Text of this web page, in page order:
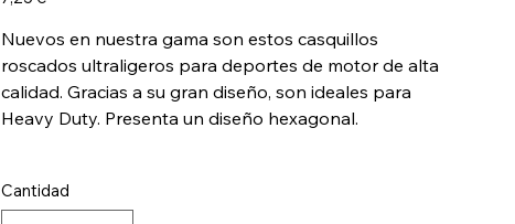
Nuevos en nuestra gama son estos casquillos
roscados ultraligeros para deportes de motor de alta
calidad. Gracias a su gran diseño, son ideales para
Heavy Duty. Presenta un diseño hexagonal.
Cantidad